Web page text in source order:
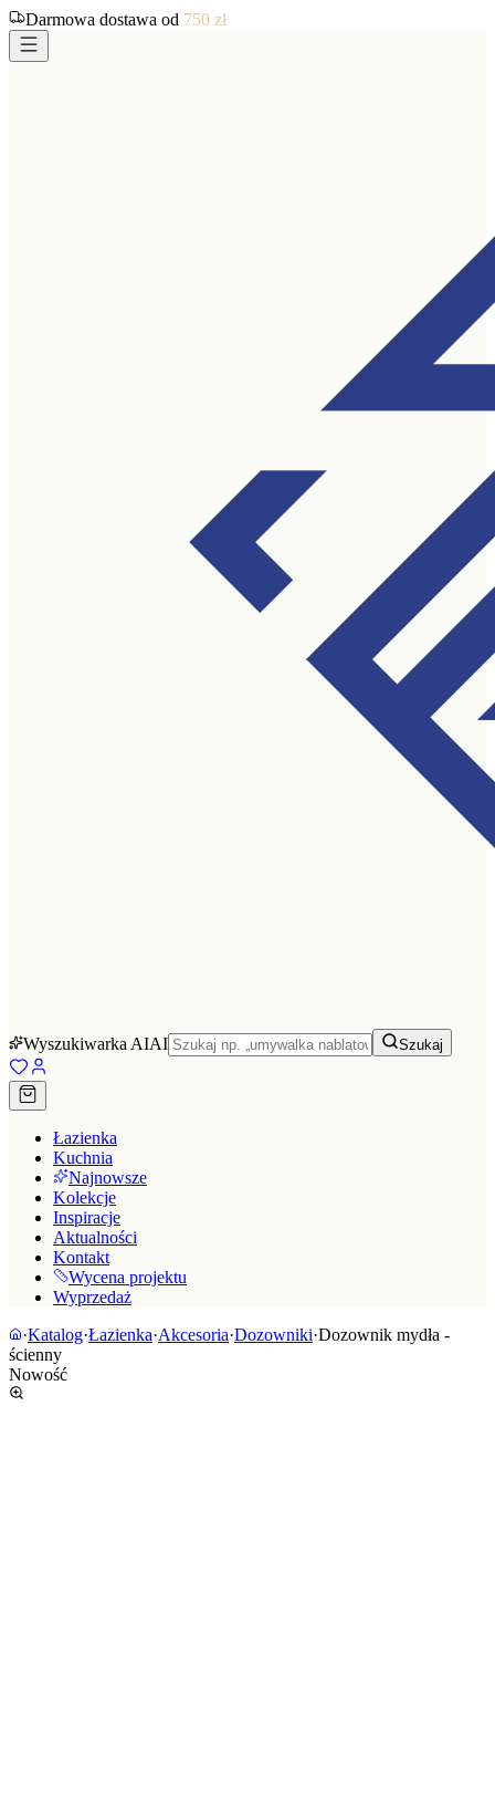
Darmowa dostawa od 750 zł
Wyszukiwarka AIAI Szukaj
Łazienka
Kuchnia
Najnowsze
Kolekcje
Inspiracje
Aktualności
Kontakt
Wycena projektu
Wyprzedaż
·Katalog·Łazienka·Akcesoria·Dozowniki·Dozownik mydła -
ścienny
Nowość